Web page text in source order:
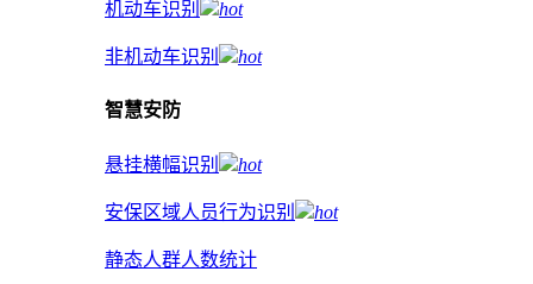
机动车识别 hot
非机动车识别 hot
智慧安防
悬挂横幅识别 hot
安保区域人员行为识别 hot
静态人群人数统计